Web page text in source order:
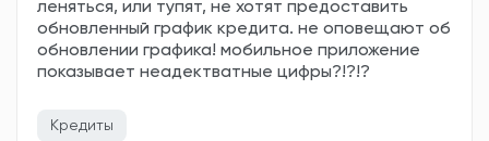
леняться, или тупят, не хотят предоставить
обновленный график кредита. не оповещают об
обновлении графика! мобильное приложение
показывает неадектватные цифры?!?!?
Кредиты